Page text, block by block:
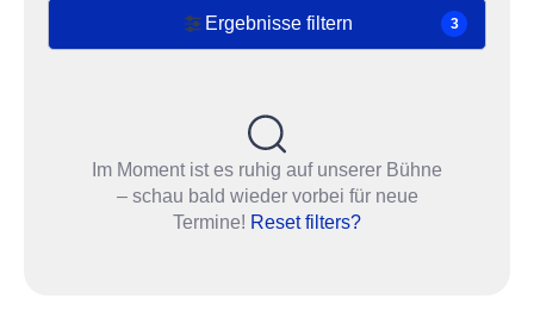
Ergebnisse filtern 3
Im Moment ist es ruhig auf unserer Bühne
– schau bald wieder vorbei für neue
Termine! Reset filters?